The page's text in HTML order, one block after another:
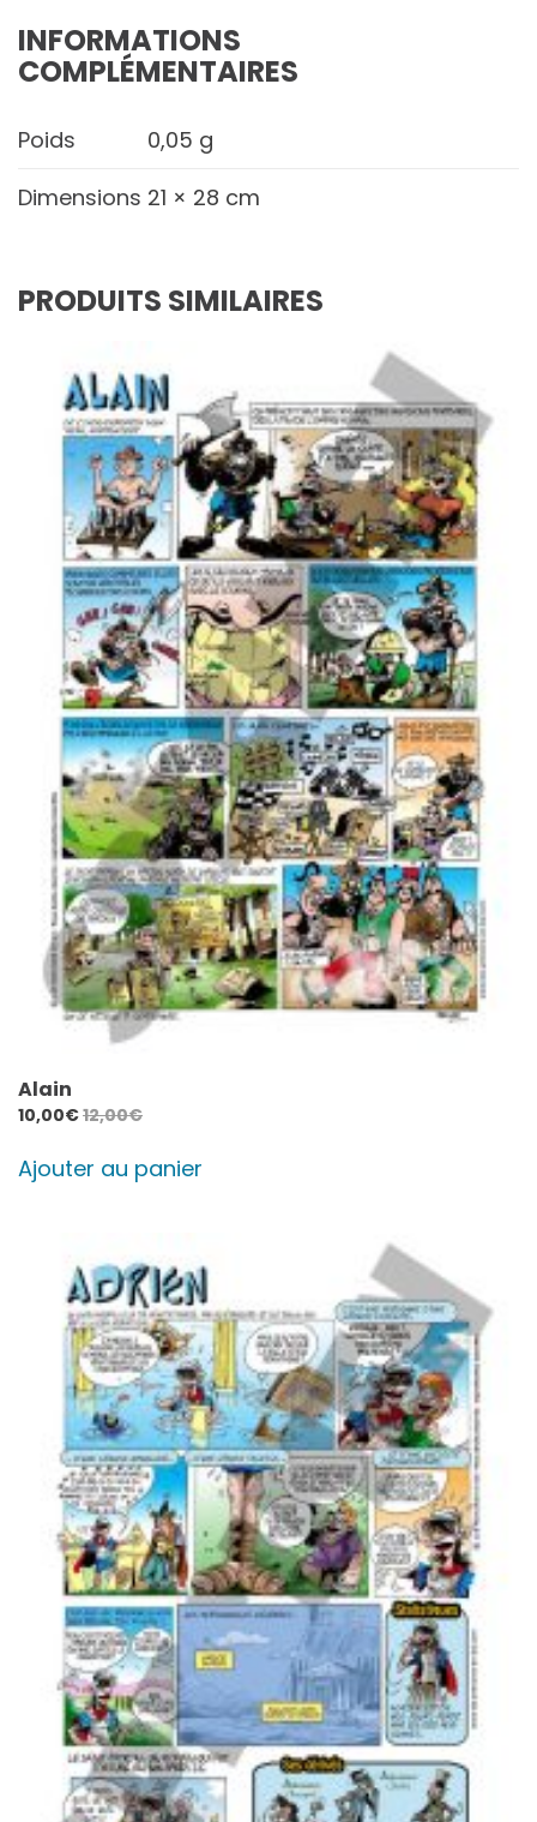
INFORMATIONS
COMPLÉMENTAIRES
Poids
0,05 g
Dimensions 21 × 28 cm
PRODUITS SIMILAIRES
Alain
10,00€12,00€
Ajouter au panier